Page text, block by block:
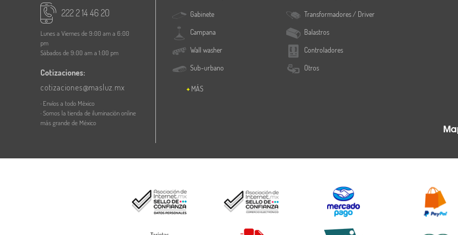
222 2 14 46 20
Lunes a Viernes de 9:00 am a 6:00
pm
Sábados de 9:00 am a 1:00 pm
Cotizaciones:
cotizaciones@masluz.mx
· Envíos a todo México
· Somos la tienda de iluminación online
más grande de México
Gabinete
Campana
Wall washer
Sub-urbano
MÁS
Transformadores / Driver
Balastros
Controladores
Otros